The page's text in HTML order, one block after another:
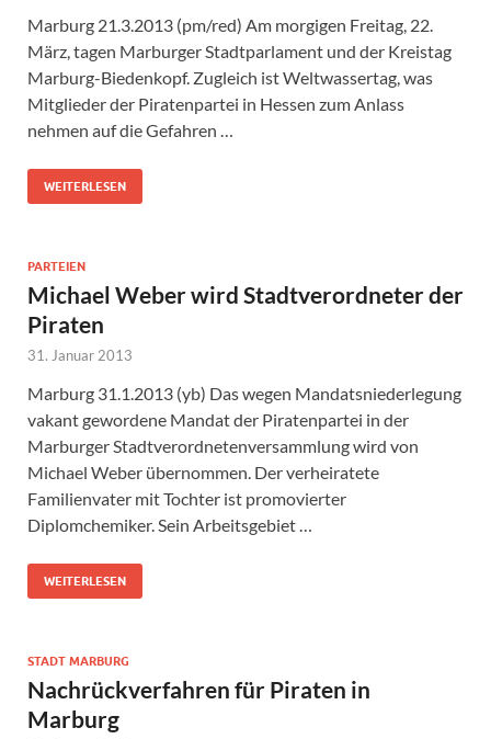
Marburg 21.3.2013 (pm/red) Am morgigen Freitag, 22.
März, tagen Marburger Stadtparlament und der Kreistag
Marburg-Biedenkopf. Zugleich ist Weltwassertag, was
Mitglieder der Piratenpartei in Hessen zum Anlass
nehmen auf die Gefahren …
WEITERLESEN
PARTEIEN
Michael Weber wird Stadtverordneter der
Piraten
31. Januar 2013
Marburg 31.1.2013 (yb) Das wegen Mandatsniederlegung
vakant gewordene Mandat der Piratenpartei in der
Marburger Stadtverordnetenversammlung wird von
Michael Weber übernommen. Der verheiratete
Familienvater mit Tochter ist promovierter
Diplomchemiker. Sein Arbeitsgebiet …
WEITERLESEN
STADT MARBURG
Nachrückverfahren für Piraten in
Marburg